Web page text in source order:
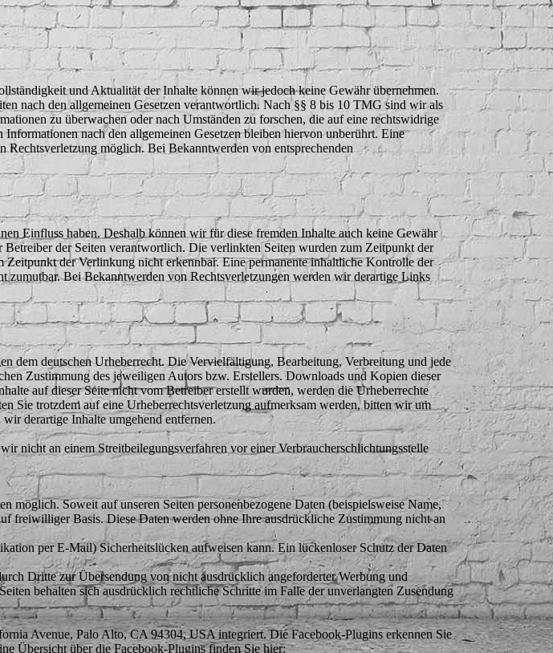
und Aktualität der Inhalte können wir jedoch keine Gewähr übernehmen.
nach den allgemeinen Gesetzen verantwortlich. Nach §§ 8 bis 10 TMG sind wir als
zu überwachen oder nach Umständen zu forschen, die auf eine rechtswidrige
nach den allgemeinen Gesetzen bleiben hiervon unberührt. Eine
möglich. Bei Bekanntwerden von entsprechenden
Einfluss haben. Deshalb können wir für diese fremden Inhalte auch keine Gewähr
der Seiten verantwortlich. Die verlinkten Seiten wurden zum Zeitpunkt der
der Verlinkung nicht erkennbar. Eine permanente inhaltliche Kontrolle der
zumutbar. Bei Bekanntwerden von Rechtsverletzungen werden wir derartige Links
dem deutschen Urheberrecht. Die Vervielfältigung, Bearbeitung, Verbreitung und jede
Zustimmung des jeweiligen Autors bzw. Erstellers. Downloads und Kopien dieser
auf dieser Seite nicht vom Betreiber erstellt wurden, werden die Urheberrechte
Sie trotzdem auf eine Urheberrechtsverletzung aufmerksam werden, bitten wir um
derartige Inhalte umgehend entfernen.
nicht an einem Streitbeilegungsverfahren vor einer Verbraucherschlichtungsstelle
möglich. Soweit auf unseren Seiten personenbezogene Daten (beispielsweise Name,
freiwilliger Basis. Diese Daten werden ohne Ihre ausdrückliche Zustimmung nicht an
per E-Mail) Sicherheitslücken aufweisen kann. Ein lückenloser Schutz der Daten
Dritte zur Übersendung von nicht ausdrücklich angeforderter Werbung und
behalten sich ausdrücklich rechtliche Schritte im Falle der unverlangten Zusendung
Avenue, Palo Alto, CA 94304, USA integriert. Die Facebook-Plugins erkennen Sie
Übersicht über die Facebook-Plugins finden Sie hier: